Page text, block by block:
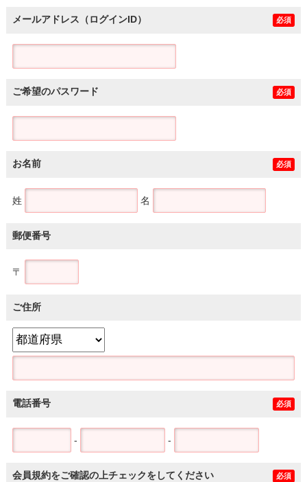
メールアドレス（ログインID） 必須
ご希望のパスワード 必須
お名前 必須
姓 名
郵便番号
〒
ご住所
電話番号 必須
- -
会員規約をご確認の上チェックをしてください 必須